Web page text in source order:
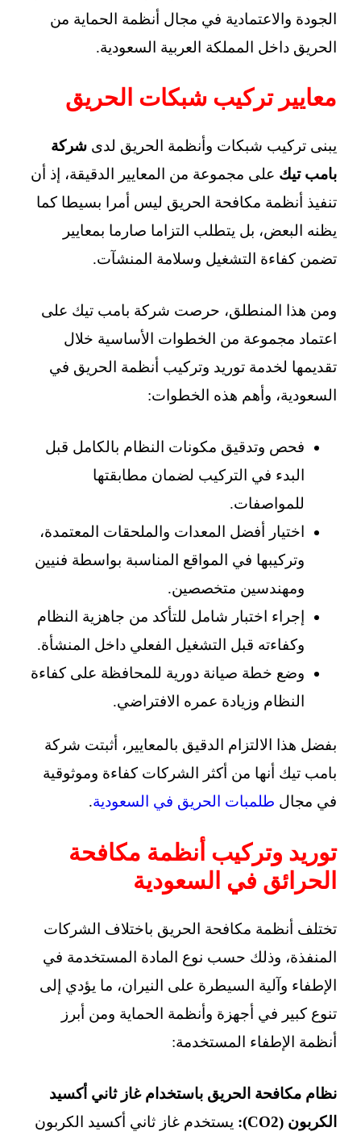
الجودة والاعتمادية في مجال أنظمة الحماية من
الحريق داخل المملكة العربية السعودية.
معايير تركيب شبكات الحريق
يبنى تركيب شبكات وأنظمة الحريق لدى شركة
بامب تيك على مجموعة من المعايير الدقيقة، إذ أن
تنفيذ أنظمة مكافحة الحريق ليس أمرا بسيطا كما
يظنه البعض، بل يتطلب التزاما صارما بمعايير
تضمن كفاءة التشغيل وسلامة المنشآت.
ومن هذا المنطلق، حرصت شركة بامب تيك على
اعتماد مجموعة من الخطوات الأساسية خلال
تقديمها لخدمة توريد وتركيب أنظمة الحريق في
السعودية، وأهم هذه الخطوات:
فحص وتدقيق مكونات النظام بالكامل قبل
البدء في التركيب لضمان مطابقتها
للمواصفات.
اختيار أفضل المعدات والملحقات المعتمدة،
وتركيبها في المواقع المناسبة بواسطة فنيين
ومهندسين متخصصين.
إجراء اختبار شامل للتأكد من جاهزية النظام
وكفاءته قبل التشغيل الفعلي داخل المنشأة.
وضع خطة صيانة دورية للمحافظة على كفاءة
النظام وزيادة عمره الافتراضي.
بفضل هذا الالتزام الدقيق بالمعايير، أثبتت شركة
بامب تيك أنها من أكثر الشركات كفاءة وموثوقية
في مجال طلمبات الحريق في السعودية.
توريد وتركيب أنظمة مكافحة
الحرائق في السعودية
تختلف أنظمة مكافحة الحريق باختلاف الشركات
المنفذة، وذلك حسب نوع المادة المستخدمة في
الإطفاء وآلية السيطرة على النيران، ما يؤدي إلى
تنوع كبير في أجهزة وأنظمة الحماية ومن أبرز
أنظمة الإطفاء المستخدمة:
نظام مكافحة الحريق باستخدام غاز ثاني أكسيد
الكربون (CO2):
يستخدم غاز ثاني أكسيد الكربون